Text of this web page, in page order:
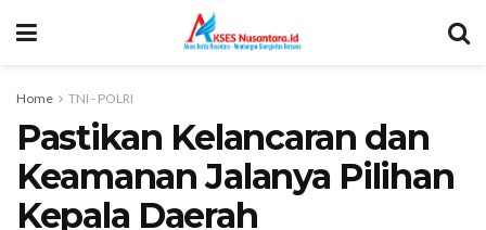
Home TNI - POLRI
Pastikan Kelancaran dan
Keamanan Jalanya Pilihan
Kepala Daerah